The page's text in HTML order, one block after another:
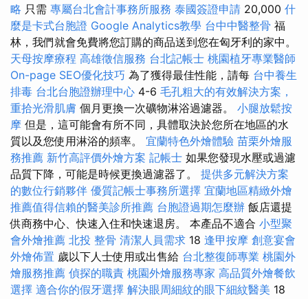
略 只需 專屬台北會計事務所服務 泰國簽證申請 20,000 什
麼是卡式台胞證 Google Analytics教學 台中中醫整骨 福
林，我們就會免費將您訂購的商品送到您在匈牙利的家中。
天母按摩療程 高雄徵信服務 台北記帳士 桃園植牙專業醫師
On-page SEO優化技巧 為了獲得最佳性能，請每 台中養生
排毒 台北台胞證辦理中心 4-6 毛孔粗大的有效解決方案，
重拾光滑肌膚 個月更換一次礦物淋浴過濾器。 小腿放鬆按
摩 但是，這可能會有所不同，具體取決於您所在地區的水
質以及您使用淋浴的頻率。 宜蘭特色外燴體驗 苗栗外燴服
務推薦 新竹高評價外燴方案 記帳士 如果您發現水壓或過濾
品質下降，可能是時候更換過濾器了。 提供多元解決方案
的數位行銷夥伴 優質記帳士事務所選擇 宜蘭地區精緻外燴
推薦值得信賴的醫美診所推薦 台胞證過期怎麼辦 飯店還提
供商務中心、快速入住和快速退房。 本產品不適合 小型聚
會外燴推薦 北投 整骨 清潔人員需求 18 逢甲按摩 創意宴會
外燴佈置 歲以下人士使用或出售給 台北整復師專業 桃園外
燴服務推薦 偵探的職責 桃園外燴服務專家 高品質外燴餐飲
選擇 適合你的假牙選擇 解決眼周細紋的眼下細紋醫美 18